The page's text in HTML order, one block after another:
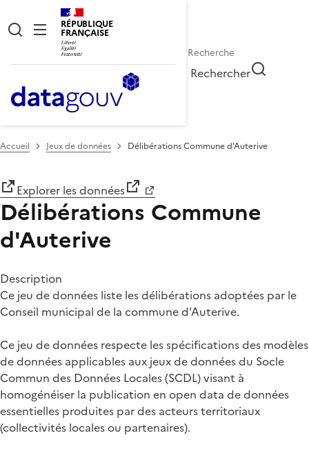
RÉPUBLIQUE
FRANÇAISE
Rechercher
Accueil Jeux de données Délibérations Commune d'Auterive
Explorer les données
Délibérations Commune
d'Auterive
Description
Ce jeu de données liste les délibérations adoptées par le
Conseil municipal de la commune d'Auterive.
Ce jeu de données respecte les spécifications des modèles
de données applicables aux jeux de données du Socle
Commun des Données Locales (SCDL) visant à
homogénéiser la publication en open data de données
essentielles produites par des acteurs territoriaux
(collectivités locales ou partenaires).